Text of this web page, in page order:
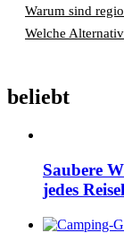
Warum sind
Welche
beliebt
Saubere
jedes